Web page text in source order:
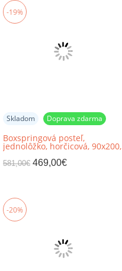
-19%
Skladom Doprava zdarma
Boxspringová posteľ,
jednolôžko, horčicová, 90x200,
ľavá, TERY
581,00€ 469,00€
-20%